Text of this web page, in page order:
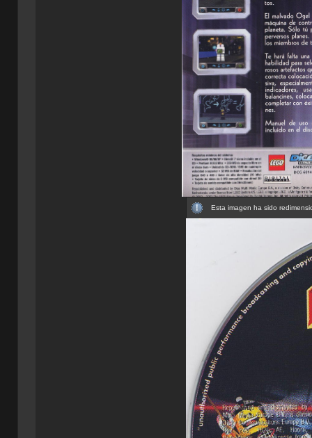
Esta imagen ha sido